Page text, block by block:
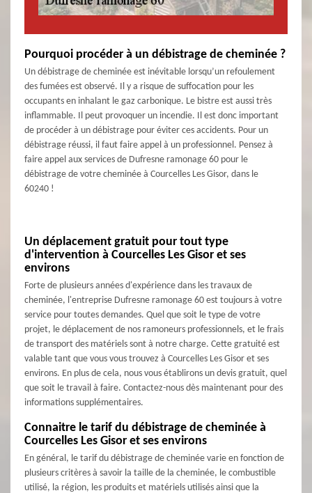
Pourquoi procéder à un débistrage de cheminée ?
Un débistrage de cheminée est inévitable lorsqu’un refoulement
des fumées est observé. Il y a risque de suffocation pour les
occupants en inhalant le gaz carbonique. Le bistre est aussi très
inflammable. Il peut provoquer un incendie. Il est donc important
de procéder à un débistrage pour éviter ces accidents. Pour un
débistrage réussi, il faut faire appel à un professionnel. Pensez à
faire appel aux services de Dufresne ramonage 60 pour le
débistrage de votre cheminée à Courcelles Les Gisor, dans le
60240 !
Un déplacement gratuit pour tout type
d'intervention à Courcelles Les Gisor et ses
environs
Forte de plusieurs années d'expérience dans les travaux de
cheminée, l'entreprise Dufresne ramonage 60 est toujours à votre
service pour toutes demandes. Quel que soit le type de votre
projet, le déplacement de nos ramoneurs professionnels, et le frais
de transport des matériels sont à notre charge. Cette gratuité est
valable tant que vous vous trouvez à Courcelles Les Gisor et ses
environs. En plus de cela, nous vous établirons un devis gratuit, quel
que soit le travail à faire. Contactez-nous dès maintenant pour des
informations supplémentaires.
Connaitre le tarif du débistrage de cheminée à
Courcelles Les Gisor et ses environs
En général, le tarif du débistrage de cheminée varie en fonction de
plusieurs critères à savoir la taille de la cheminée, le combustible
utilisé, la région, les produits et matériels utilisés ainsi que la